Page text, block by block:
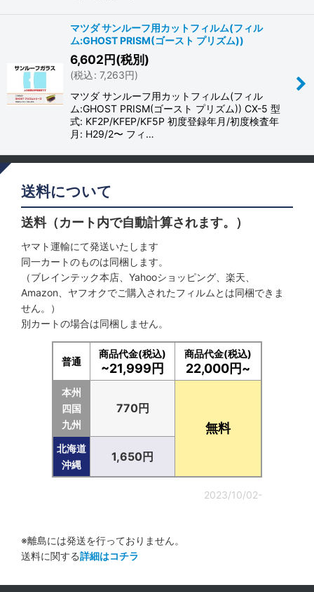
マツダ サンルーフ用カットフィルム(フィル
ム:GHOST PRISM(ゴースト プリズム))
6,602円(税別)
(税込: 7,263円)
マツダ サンルーフ用カットフィルム(フィル
ム:GHOST PRISM(ゴースト プリズム)) CX-5 型
式: KF2P/KFEP/KF5P 初度登録年月/初度検査年
月: H29/2〜 フィ…
送料について
送料（カート内で自動計算されます。）
ヤマト運輸にて発送いたします
同一カートのものは同梱します。
（ブレインテック本店、Yahooショッピング、楽天、
Amazon、ヤフオクでご購入されたフィルムとは同梱できま
せん。）
別カートの場合は同梱しません。
普通
商品代金(税込)
~21,999円
商品代金(税込)
22,000円~
本州
四国
九州
770円
無料
北海道
沖縄
1,650円
2023/10/02-
※離島には発送を行っておりません。
送料に関する詳細はコチラ